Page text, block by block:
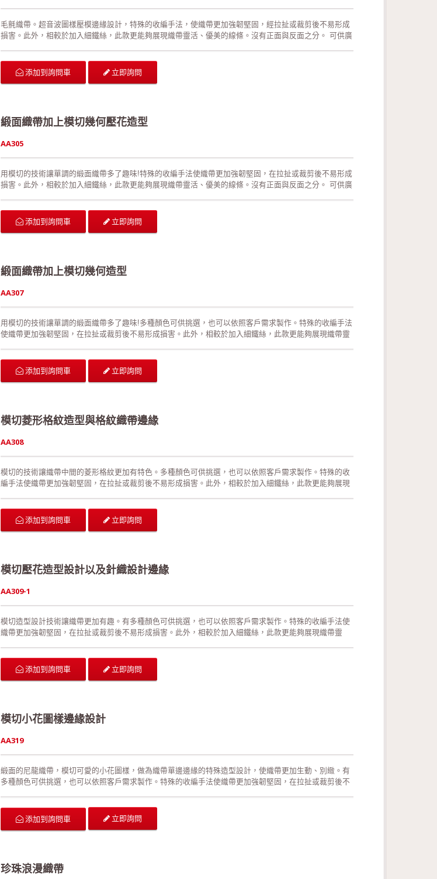
毛氈織帶。超音波圖樣壓模邊緣設計，特殊的收編手法，使織帶更加強韌堅固，經拉扯或裁剪後不易形成
損害。此外，相較於加入細鐵絲，此款更能夠展現織帶靈活、優美的線條。沒有正面與反面之分。 可供廣
合格!歡迎來電詢問或索取色卡與樣本!
添加到詢問車 立即詢問
緞面織帶加上模切幾何壓花造型
AA305
用模切的技術讓單調的緞面織帶多了趣味!特殊的收編手法使織帶更加強韌堅固，在拉扯或裁剪後不易形成
損害。此外，相較於加入細鐵絲，此款更能夠展現織帶靈活、優美的線條。沒有正面與反面之分。 可供廣
合格!歡迎來電詢問或索取色卡與樣本!
添加到詢問車 立即詢問
緞面織帶加上模切幾何造型
AA307
用模切的技術讓單調的緞面織帶多了趣味!多種顏色可供挑選，也可以依照客戶需求製作。特殊的收編手法
使織帶更加強韌堅固，在拉扯或裁剪後不易形成損害。此外，相較於加入細鐵絲，此款更能夠展現織帶靈
配件。 生產過程符合環保規定，產品品質經檢驗合格!歡迎來電詢問或索取色卡與樣本!
添加到詢問車 立即詢問
模切菱形格紋造型與格紋織帶邊緣
AA308
模切的技術讓織帶中間的菱形格紋更加有特色。多種顏色可供挑選，也可以依照客戶需求製作。特殊的收
編手法使織帶更加強韌堅固，在拉扯或裁剪後不易形成損害。此外，相較於加入細鐵絲，此款更能夠展現
及飾品配件。 生產過程符合環保規定，產品品質經檢驗合格!歡迎來電詢問或索取色卡與樣本!
添加到詢問車 立即詢問
模切壓花造型設計以及針織設計邊緣
AA309-1
模切造型設計技術讓織帶更加有趣。有多種顏色可供挑選，也可以依照客戶需求製作。特殊的收編手法使
織帶更加強韌堅固，在拉扯或裁剪後不易形成損害。此外，相較於加入細鐵絲，此款更能夠展現織帶靈
配件。 生產過程符合環保規定，產品品質經檢驗合格!歡迎來電詢問或索取色卡與樣本!
添加到詢問車 立即詢問
模切小花圖樣邊緣設計
AA319
緞面的尼龍織帶，模切可愛的小花圖樣，做為織帶單邊邊緣的特殊造型設計，使織帶更加生動、別緻。有
多種顏色可供挑選，也可以依照客戶需求製作。特殊的收編手法使織帶更加強韌堅固，在拉扯或裁剪後不
禮品的包裝、手工花藝、玩具裝飾的設計、服裝的輔料以及飾品配件。 生產過程符合環保規定，產品品質
添加到詢問車 立即詢問
珍珠浪漫織帶